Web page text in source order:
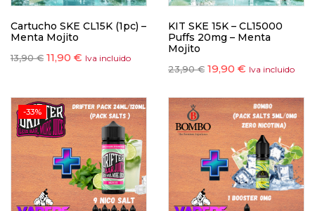
Cartucho SKE CL15K (1pc) –
Menta Mojito
13,90€ 11,90 € Iva incluido
KIT SKE 15K – CL15000
Puffs 20mg – Menta
Mojito
23,90€ 19,90 € Iva incluido
-33%